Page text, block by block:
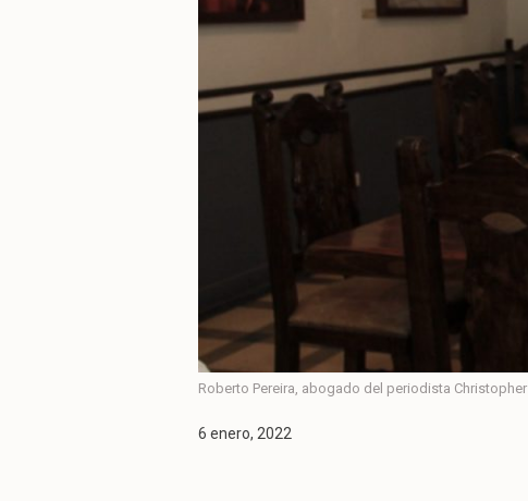
Roberto Pereira, abogado del periodista
6 enero, 2022